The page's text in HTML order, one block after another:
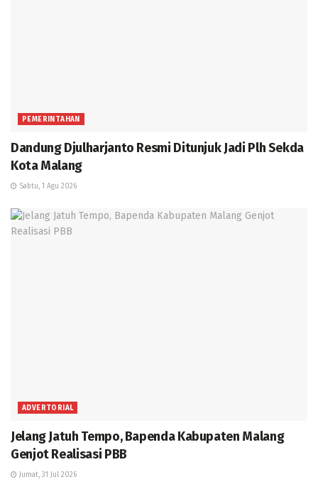
PEMERINTAHAN
Dandung Djulharjanto Resmi Ditunjuk Jadi Plh Sekda
Kota Malang
Sabtu, 1 Agu 2026
ADVERTORIAL
Jelang Jatuh Tempo, Bapenda Kabupaten Malang
Genjot Realisasi PBB
Jumat, 31 Jul 2026